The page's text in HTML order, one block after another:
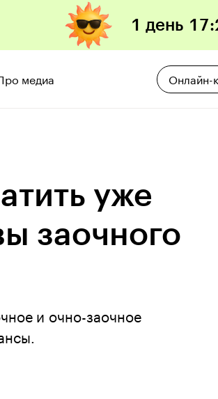
1 день 17:
медиа Онлайн-
уже
заочного
и очно-заочное